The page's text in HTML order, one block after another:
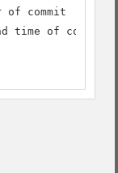
of commit
time of commit